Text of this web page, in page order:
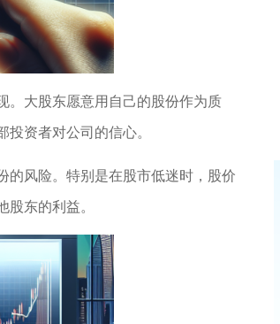
。大股东愿意用自己的股份作为质
资者对公司的信心。
的风险。特别是在股市低迷时，股价
东的利益。